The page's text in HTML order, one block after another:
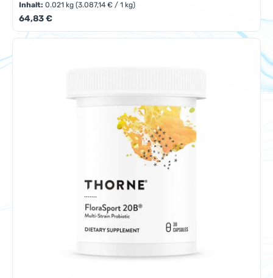
Inhalt:0.021 kg(3.087,14 € / 1 kg)
Regulärer Preis:
64,83 €